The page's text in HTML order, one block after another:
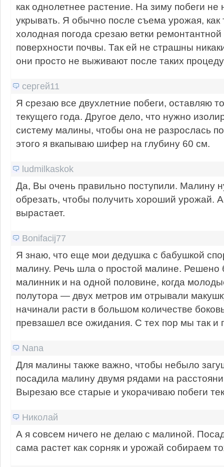
как однолетнее растение. На зиму побеги не
укрывать. Я обычно после съема урожая, как
холодная погода срезаю ветки
поверхности почвы. Так ей не страшны
они просто не выживают после таких
сергей11
Я срезаю все двухлетние побеги, оставляю
текущего года. Другое дело, что нужно
систему малины, чтобы она не разрослась
этого я вкапываю шифер на глубину 60 см.
ludmilkaskok
Да, Вы очень правильно поступили. Малину
обрезать, чтобы получить хороший урожай.
вырастает.
Bonifacij77
Я знаю, что еще мои дедушка с бабушкой
малину. Речь шла о простой малине. Решено
малинник и на одной половине, когда
полутора — двух метров им отрывали
начинали расти в большом количестве
превзашел все ожидания. С тех пор мы так и
Nana
Для малины также важно, чтобы небыло
посадила малину двумя рядами на
Вырезаю все старые и укорачиваю побеги
Николай
А я совсем ничего не делаю с малиной.
сама растет как сорняк и урожай собираем